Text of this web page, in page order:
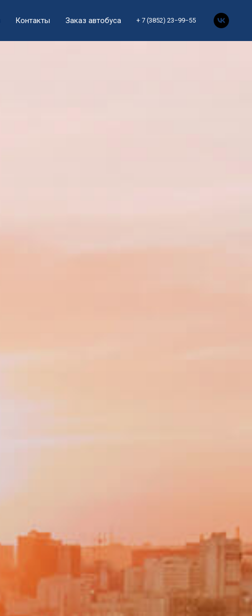
Контакты Заказ автобуса + 7 (3852) 23−99−55